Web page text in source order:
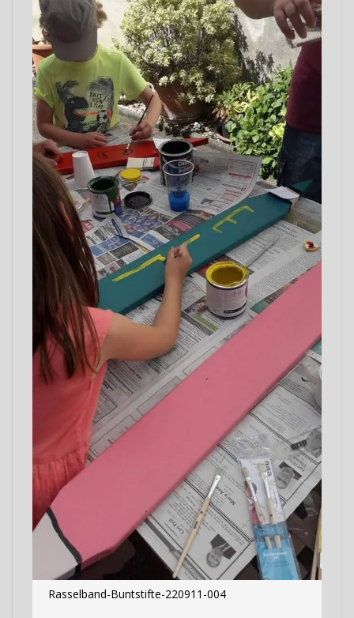
Rasselband-Buntstifte-220911-004